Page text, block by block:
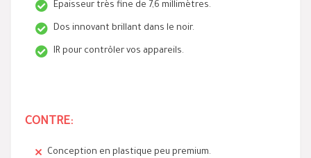
Épaisseur très fine de 7,6 millimètres.
Dos innovant brillant dans le noir.
IR pour contrôler vos appareils.
CONTRE:
Conception en plastique peu premium.